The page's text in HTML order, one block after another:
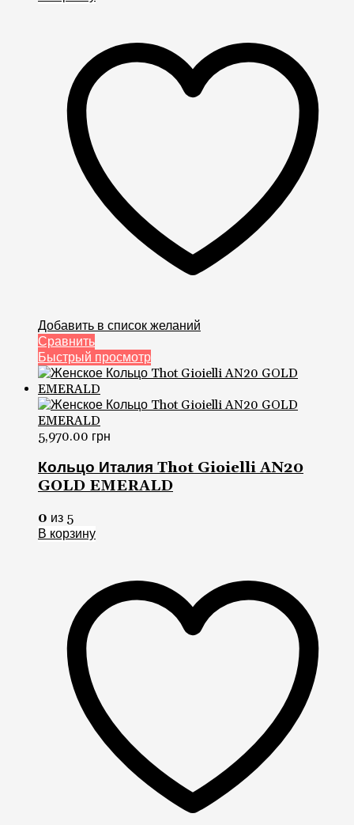
Добавить в список желаний
Сравнить
Быстрый просмотр
5,970.00 грн
Кольцо Италия Thot Gioielli AN20
GOLD EMERALD
0 из 5
В корзину